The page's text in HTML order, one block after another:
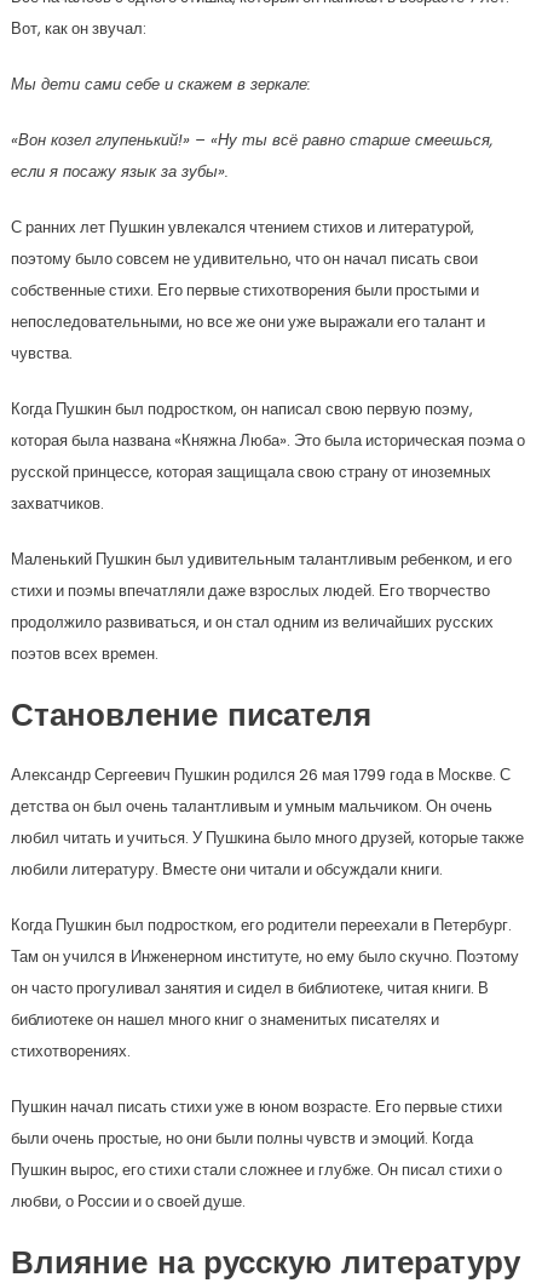
Вот, как он звучал:
Мы дети сами себе и скажем в зеркале:
«Вон козел глупенький!» – «Ну ты всё равно старше смеешься,
если я посажу язык за зубы».
С ранних лет Пушкин увлекался чтением стихов и литературой,
поэтому было совсем не удивительно, что он начал писать свои
собственные стихи. Его первые стихотворения были простыми и
непоследовательными, но все же они уже выражали его талант и
чувства.
Когда Пушкин был подростком, он написал свою первую поэму,
которая была названа «Княжна Люба». Это была историческая поэма о
русской принцессе, которая защищала свою страну от иноземных
захватчиков.
Маленький Пушкин был удивительным талантливым ребенком, и его
стихи и поэмы впечатляли даже взрослых людей. Его творчество
продолжило развиваться, и он стал одним из величайших русских
поэтов всех времен.
Становление писателя
Александр Сергеевич Пушкин родился 26 мая 1799 года в Москве. С
детства он был очень талантливым и умным мальчиком. Он очень
любил читать и учиться. У Пушкина было много друзей, которые также
любили литературу. Вместе они читали и обсуждали книги.
Когда Пушкин был подростком, его родители переехали в Петербург.
Там он учился в Инженерном институте, но ему было скучно. Поэтому
он часто прогуливал занятия и сидел в библиотеке, читая книги. В
библиотеке он нашел много книг о знаменитых писателях и
стихотворениях.
Пушкин начал писать стихи уже в юном возрасте. Его первые стихи
были очень простые, но они были полны чувств и эмоций. Когда
Пушкин вырос, его стихи стали сложнее и глубже. Он писал стихи о
любви, о России и о своей душе.
Влияние на русскую литературу